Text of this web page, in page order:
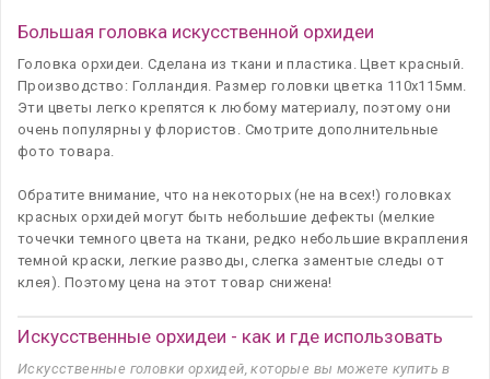
Большая головка искусственной орхидеи
Головка орхидеи. Сделана из ткани и пластика. Цвет красный.
Производство: Голландия. Размер головки цветка 110х115мм.
Эти цветы легко крепятся к любому материалу, поэтому они
очень популярны у флористов. Смотрите дополнительные
фото товара.
Обратите внимание, что на некоторых (не на всех!) головках
красных орхидей могут быть небольшие дефекты (мелкие
точечки темного цвета на ткани, редко небольшие вкрапления
темной краски, легкие разводы, слегка заментые следы от
клея). Поэтому цена на этот товар снижена!
Искусственные орхидеи - как и где использовать
Искусственные головки орхидей, которые вы можете купить в